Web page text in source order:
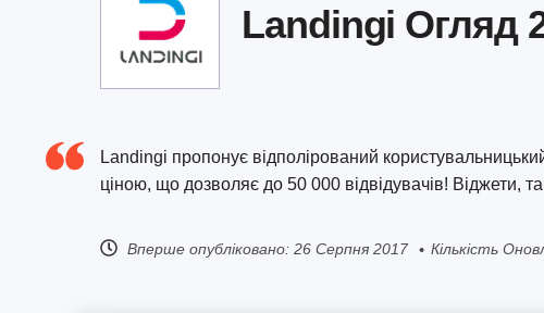
Landingi Огляд
Landingi пропонує відполірований
ціною, що дозволяє до 50 000 відвідувачів! Віджети,
Вперше опубліковано: 26 Серпня 2017 Кількість